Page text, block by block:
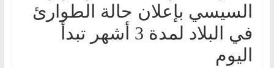
السيسي بإعلان حالة الطوارئ
في البلاد لمدة 3 أشهر تبدأ
اليوم